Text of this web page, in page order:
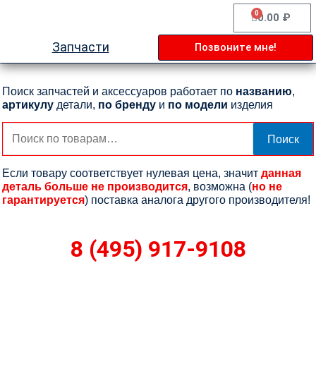
0.00 ₽
0
Cart
Запчасти Позвоните мне!
Поиск запчастей и аксессуаров работает по названию,
артикулу детали, по бренду и по модели изделия
Искать:
Поиск
Если товару соответствует нулевая цена, значит данная
деталь больше не производится, возможна (но не
гарантируется) поставка аналога другого производителя!
8 (495) 917-9108